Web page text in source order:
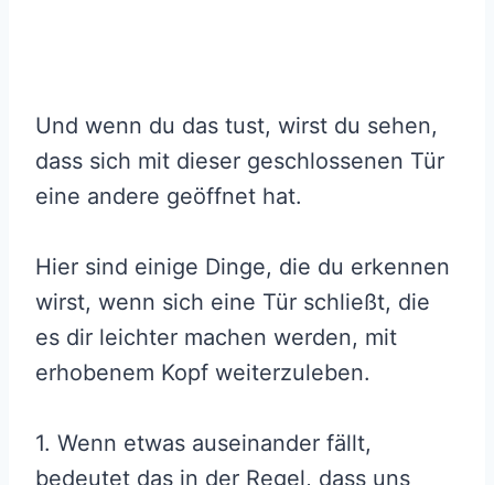
Und wenn du das tust, wirst du sehen,
dass sich mit dieser geschlossenen Tür
eine andere geöffnet hat.
Hier sind einige Dinge, die du erkennen
wirst, wenn sich eine Tür schließt, die
es dir leichter machen werden, mit
erhobenem Kopf weiterzuleben.
1. Wenn etwas auseinander fällt,
bedeutet das in der Regel, dass uns